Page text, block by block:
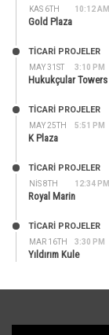
KAS 6TH 10:12 AM
Gold Plaza
MAY 31ST 3:10 PM
TİCARİ PROJELER
Hukukçular Towers
MAY 25TH 5:51 PM
TİCARİ PROJELER
K Plaza
NIS 8TH 12:34 PM
TİCARİ PROJELER
Royal Marin
MAR 16TH 3:30 PM
TİCARİ PROJELER
Yıldırım Kule